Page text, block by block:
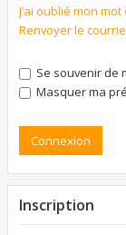
J’ai oublié mon
Renvoyer le
Se souvenir de
Masquer ma
Inscription